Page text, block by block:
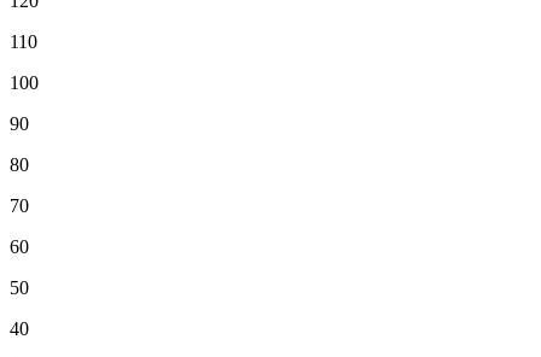
110
100
90
80
70
60
50
40